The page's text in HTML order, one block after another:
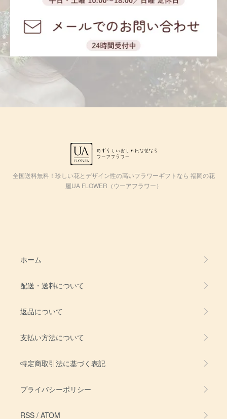
全国送料無料！珍しい花とデザイン性の高いフラワーギフトなら 福岡の花
屋UA FLOWER（ウーアフラワー）
ホーム
配送・送料について
返品について
支払い方法について
特定商取引法に基づく表記
プライバシーポリシー
RSS / ATOM